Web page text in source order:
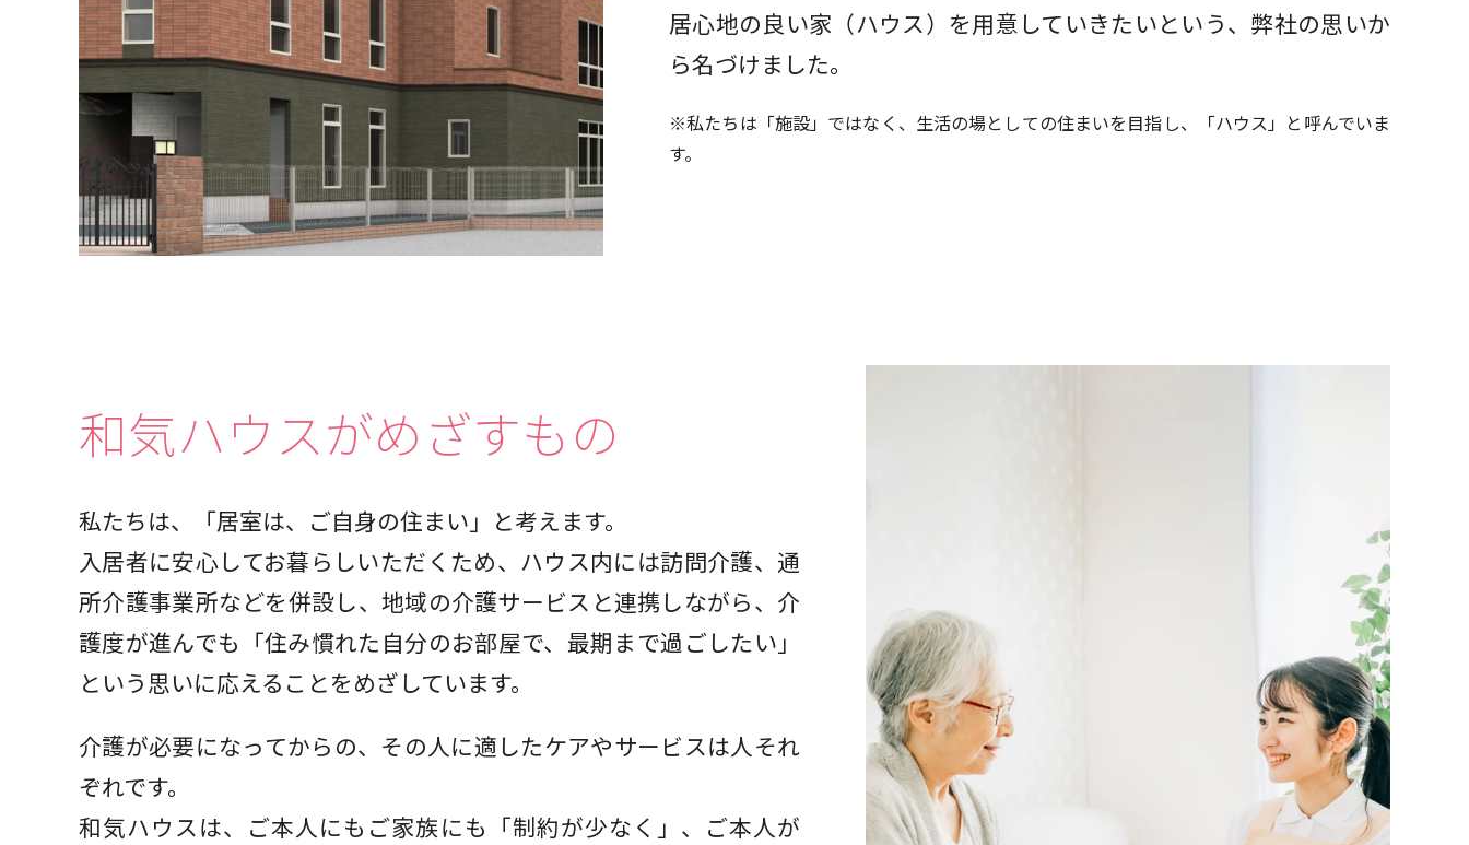
居心地の良い家（ハウス）を用意していきたいという、弊社の思いか
ら名づけました。
※私たちは「施設」ではなく、生活の場としての住まいを目指し、「ハウス」と呼んでいま
す。
和気ハウスがめざすもの
私たちは、「居室は、ご自身の住まい」と考えます。
入居者に安心してお暮らしいただくため、ハウス内には訪問介護、通
所介護事業所などを併設し、地域の介護サービスと連携しながら、介
護度が進んでも「住み慣れた自分のお部屋で、最期まで過ごしたい」
という思いに応えることをめざしています。
介護が必要になってからの、その人に適したケアやサービスは人それ
ぞれです。
和気ハウスは、ご本人にもご家族にも「制約が少なく」、ご本人が